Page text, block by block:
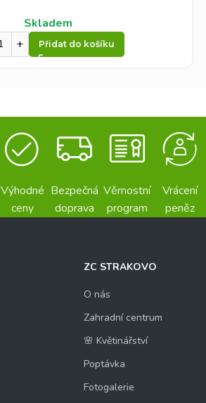
Skladem
Přidat do košíku
Výhodné
ceny
Bezpečná
doprava
Věrnostní
program
Vrácení
peněz
ZC STRAKOVO
O nás
Zahradní centrum
🌸 Květinářství
Poptávka
Fotogalerie